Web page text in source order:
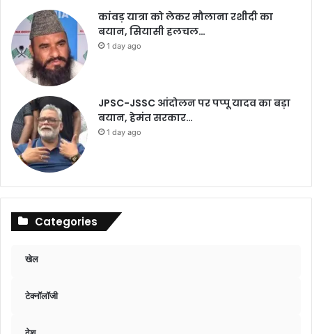
कांवड़ यात्रा को लेकर मौलाना रशीदी का
बयान, सियासी हलचल…
1 day ago
JPSC-JSSC आंदोलन पर पप्पू यादव का बड़ा
बयान, हेमंत सरकार…
1 day ago
Categories
खेल
टेक्नॉलॉजी